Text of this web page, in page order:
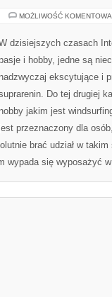
MOŻLIWOŚĆ
dzisiejszych czasach
i hobby, jedne są
nadzwyczaj ekscytujące i
Do tej drugiej
hobby jakim jest
jest przeznaczony dla
brać udział w
wypada się wyposażyć